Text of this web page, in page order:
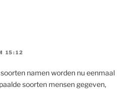
15:12
namen worden nu eenmaal
soorten mensen gegeven,